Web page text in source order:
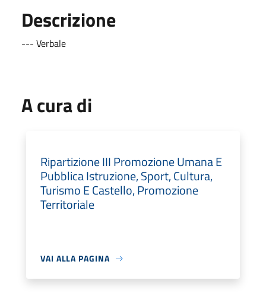
Descrizione
--- Verbale
A cura di
Ripartizione III Promozione Umana E
Pubblica Istruzione, Sport, Cultura,
Turismo E Castello, Promozione
Territoriale
VAI ALLA PAGINA